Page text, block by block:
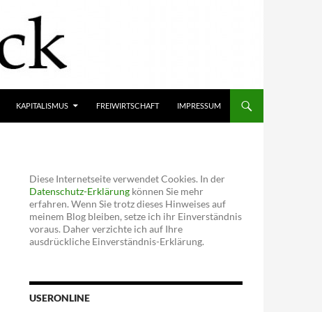
KAPITALISMUS FREIWIRTSCHAFT IMPRESSUM
Diese Internetseite verwendet Cookies. In der
Datenschutz-Erklärung können Sie mehr
erfahren. Wenn Sie trotz dieses Hinweises auf
meinem Blog bleiben, setze ich ihr Einverständnis
voraus. Daher verzichte ich auf Ihre
ausdrückliche Einverständnis-Erklärung.
USERONLINE